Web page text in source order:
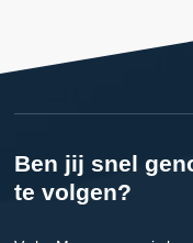
Ben jij snel
te volgen?